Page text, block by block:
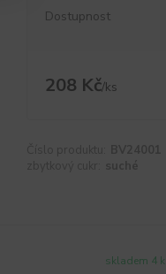
Dostupnost
208 Kč/ks
skladem 4